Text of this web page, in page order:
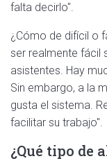
falta decirlo".
¿Cómo de difícil o
ser realmente fácil
asistentes. Hay
Sin embargo, a la
gusta el sistema.
facilitar su trabajo".
¿Qué tipo de